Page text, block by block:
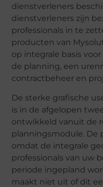
dienstverleners
dienstverleners zijn
professionals in te
producten van
op integrale basis
de planning, een
contractbeheer en
De sterke grafische
is in de afgelopen
ontwikkeld vanuit de
planningsmodule. De
omdat de integrale
professionals van uw
periode ingepland
maakt niet uit of dit